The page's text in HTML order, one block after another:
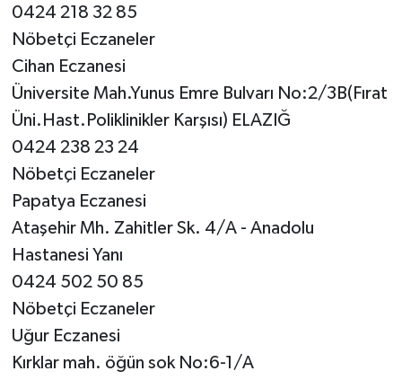
0424 218 32 85
Nöbetçi Eczaneler
Cihan Eczanesi
Üniversite Mah.Yunus Emre Bulvarı No:2/3B(Fırat
Üni.Hast.Poliklinikler Karşısı) ELAZIĞ
0424 238 23 24
Nöbetçi Eczaneler
Papatya Eczanesi
Ataşehir Mh. Zahitler Sk. 4/A - Anadolu
Hastanesi Yanı
0424 502 50 85
Nöbetçi Eczaneler
Uğur Eczanesi
Kırklar mah. öğün sok No:6-1/A
YAŞAM